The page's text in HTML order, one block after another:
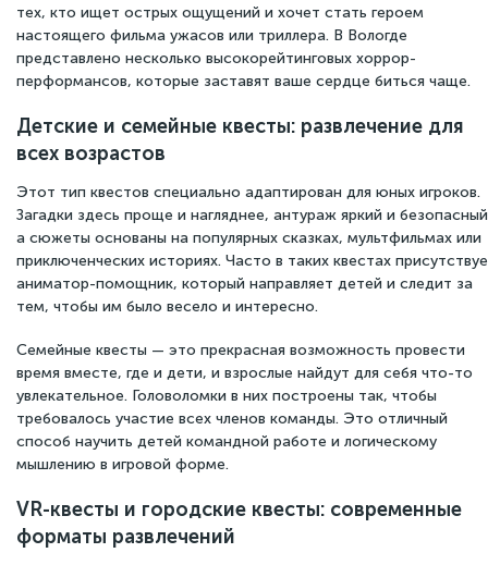
тех, кто ищет острых ощущений и хочет стать героем
настоящего фильма ужасов или триллера. В Вологде
представлено несколько высокорейтинговых хоррор-
перформансов, которые заставят ваше сердце биться чаще.
Детские и семейные квесты: развлечение для
всех возрастов
Этот тип квестов специально адаптирован для юных игроков.
Загадки здесь проще и нагляднее, антураж яркий и
а сюжеты основаны на популярных сказках, мультфильмах или
приключенческих историях. Часто в таких квестах
аниматор-помощник, который направляет детей и следит за
тем, чтобы им было весело и интересно.
Семейные квесты — это прекрасная возможность провести
время вместе, где и дети, и взрослые найдут для себя что-то
увлекательное. Головоломки в них построены так, чтобы
требовалось участие всех членов команды. Это отличный
способ научить детей командной работе и логическому
мышлению в игровой форме.
VR-квесты и городские квесты: современные
форматы развлечений